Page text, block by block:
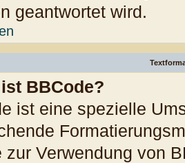
geantwortet wird.
BBCode?
ist eine spezielle
zur Verwendung von